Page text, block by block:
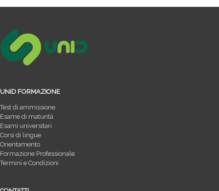
UNID FORMAZIONE
Test di ammissione
Esame di maturità
Esami universitari
Corsi di lingue
Orientamento
Formazione Professionale
Termini e Condizioni